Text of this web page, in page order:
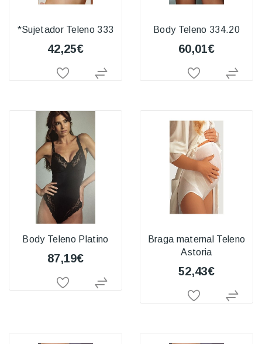
*Sujetador Teleno 333
42,25€
Body Teleno 334.20
60,01€
Body Teleno Platino
87,19€
Braga maternal Teleno
Astoria
52,43€